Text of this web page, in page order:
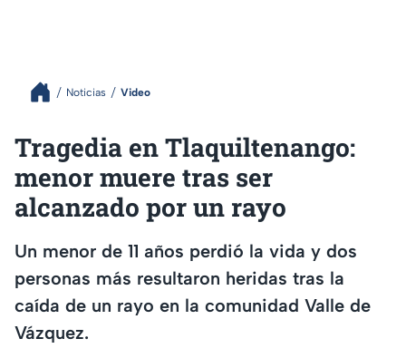
Noticias Video
Tragedia en Tlaquiltenango:
menor muere tras ser
alcanzado por un rayo
Un menor de 11 años perdió la vida y dos
personas más resultaron heridas tras la
caída de un rayo en la comunidad Valle de
Vázquez.